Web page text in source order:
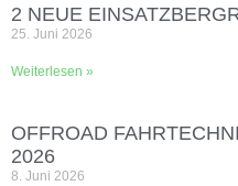
2 NEUE
25. Juni 2026
Weiterlesen »
OFFROAD
2026
8. Juni 2026